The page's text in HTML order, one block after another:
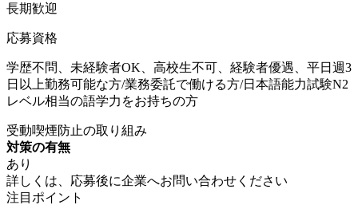
長期歓迎
応募資格
学歴不問、未経験者OK、高校生不可、経験者優遇、平日週3
日以上勤務可能な方/業務委託で働ける方/日本語能力試験N2
レベル相当の語学力をお持ちの方
受動喫煙防止の取り組み
対策の有無
あり
詳しくは、応募後に企業へお問い合わせください
注目ポイント